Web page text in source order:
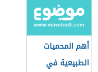
أهم المحميات
الطبيعية في